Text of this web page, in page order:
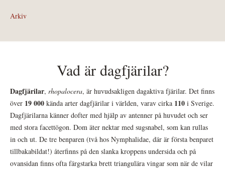
Arkiv
Vad är dagfjärilar?
Dagfjärilar, rhopalocera, är huvudsakligen dagaktiva fjärilar. Det finns
över 19 000 kända arter dagfjärilar i världen, varav cirka 110 i Sverige.
Dagfjärilarna känner dofter med hjälp av antenner på huvudet och ser
med stora facettögon. Dom äter nektar med sugsnabel, som kan rullas
in och ut. De tre benparen (två hos Nymphalidae, där är första benparet
tillbakabildat!) återfinns på den slanka kroppens undersida och på
ovansidan finns ofta färgstarka brett triangulära vingar som när de vilar